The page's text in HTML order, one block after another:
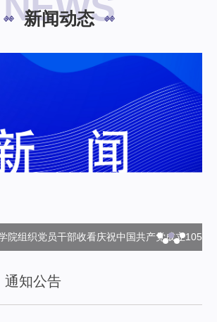
新闻动态
院组织党员干部收看庆祝中国共产党成立105
通知公告